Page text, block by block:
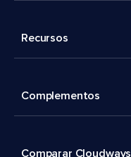
Recursos
Complementos
Comparar Cloudways